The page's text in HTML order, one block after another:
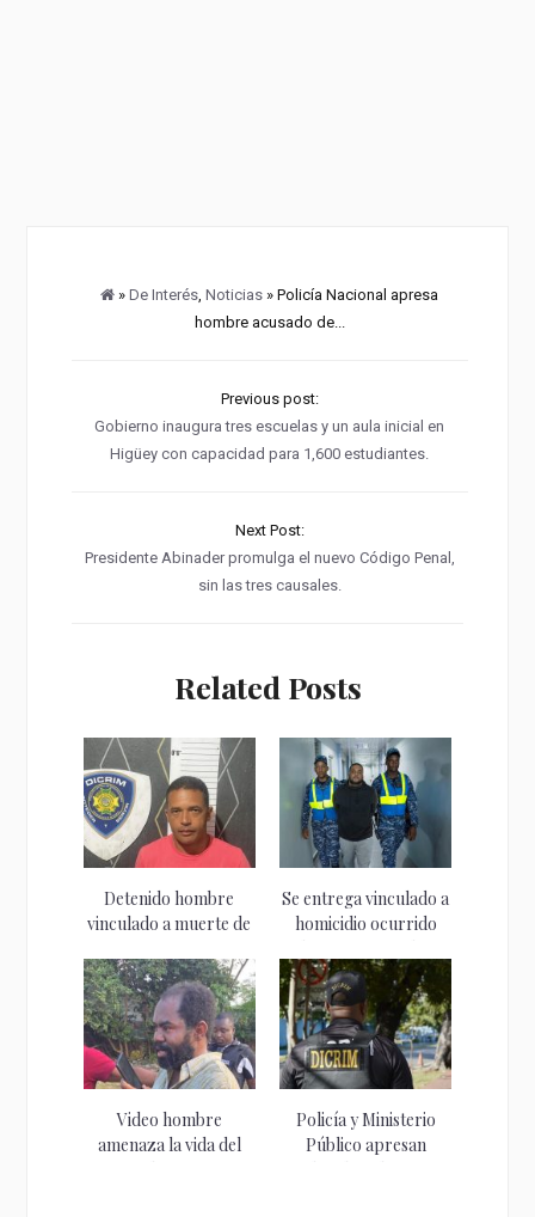
»De Interés,Noticias » Policía Nacional apresa
hombre acusado de...
Previous post:
Gobierno inaugura tres escuelas y un aula inicial en
Higüey con capacidad para 1,600 estudiantes.
Next Post:
Presidente Abinader promulga el nuevo Código Penal,
sin las tres causales.
Related Posts
Detenido hombre
vinculado a muerte de
Se entrega vinculado a
homicidio ocurrido
Video hombre
amenaza la vida del
Policía y Ministerio
Público apresan